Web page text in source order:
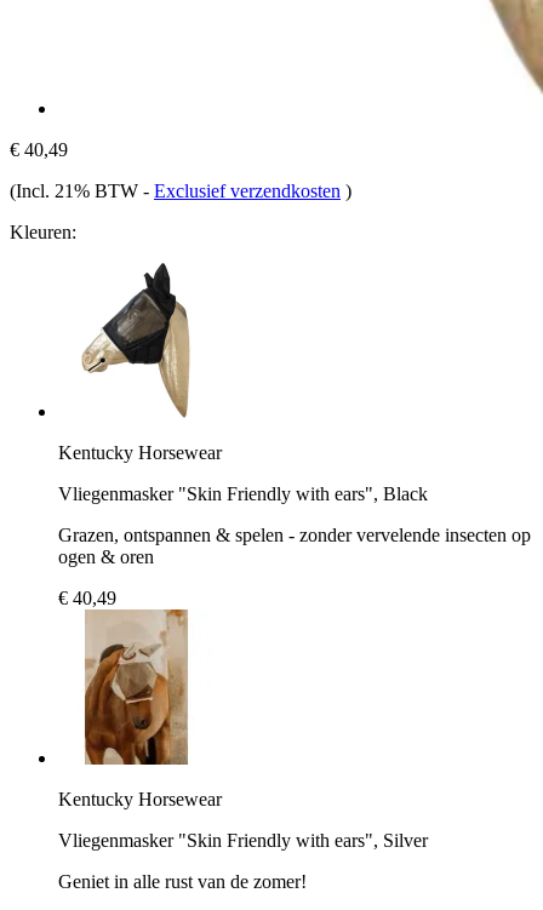
€ 40,49
(Incl. 21% BTW - Exclusief verzendkosten )
Kleuren:
Kentucky Horsewear
Vliegenmasker "Skin Friendly with ears", Black
Grazen, ontspannen & spelen - zonder vervelende insecten op
ogen & oren
€ 40,49
Kentucky Horsewear
Vliegenmasker "Skin Friendly with ears", Silver
Geniet in alle rust van de zomer!